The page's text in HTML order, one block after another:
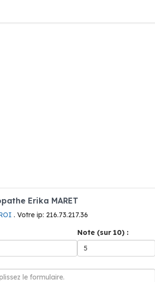
Erika MARET
. Votre ip: 216.73.217.36
Note (sur 10) :